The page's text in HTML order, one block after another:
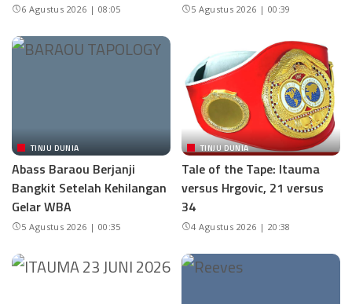
6 Agustus 2026 | 08:05 5 Agustus 2026 | 00:39
TINJU DUNIA
Abass Baraou Berjanji
Bangkit Setelah Kehilangan
Gelar WBA
5 Agustus 2026 | 00:35
TINJU DUNIA
Tale of the Tape: Itauma
versus Hrgovic, 21 versus
34
4 Agustus 2026 | 20:38